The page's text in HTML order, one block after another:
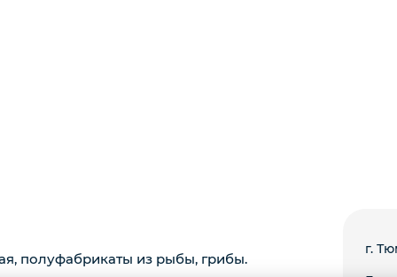
полуфабрикаты из рыбы, грибы.
г.